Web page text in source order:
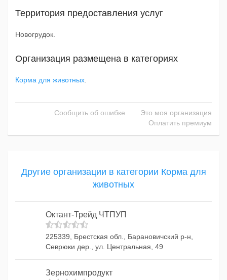
Территория предоставления услуг
Новогрудок.
Организация размещена в категориях
Корма для животных
Сообщить об ошибке
Это моя организация
Оплатить премиум
Другие организации в категории Корма для
животных
Октант-Трейд ЧТПУП
225339, Брестская обл., Барановичский р-н,
Севрюки дер., ул. Центральная, 49
Зернохимпродукт